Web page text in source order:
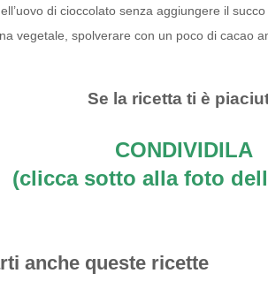
di cioccolato senza aggiungere il
vegetale, spolverare con un poco di cacao
Se la ricetta ti è
CONDIVIDILA
(clicca sotto alla foto
anche queste ricette